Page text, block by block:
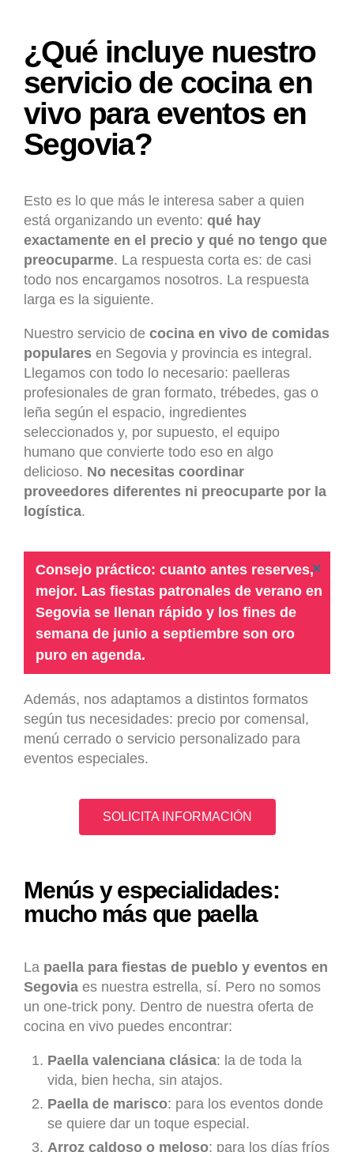
¿Qué incluye nuestro
servicio de cocina en
vivo para eventos en
Segovia?
Esto es lo que más le interesa saber a quien
está organizando un evento: qué hay
exactamente en el precio y qué no tengo que
preocuparme. La respuesta corta es: de casi
todo nos encargamos nosotros. La respuesta
larga es la siguiente.
Nuestro servicio de cocina en vivo de comidas
populares en Segovia y provincia es integral.
Llegamos con todo lo necesario: paelleras
profesionales de gran formato, trébedes, gas o
leña según el espacio, ingredientes
seleccionados y, por supuesto, el equipo
humano que convierte todo eso en algo
delicioso. No necesitas coordinar
proveedores diferentes ni preocuparte por la
logística.
Consejo práctico: cuanto antes reserves,
mejor. Las fiestas patronales de verano en
Segovia se llenan rápido y los fines de
semana de junio a septiembre son oro
puro en agenda.
×
Además, nos adaptamos a distintos formatos
según tus necesidades: precio por comensal,
menú cerrado o servicio personalizado para
eventos especiales.
SOLICITA INFORMACIÓN
Menús y especialidades:
mucho más que paella
La paella para fiestas de pueblo y eventos en
Segovia es nuestra estrella, sí. Pero no somos
un one-trick pony. Dentro de nuestra oferta de
cocina en vivo puedes encontrar:
Paella valenciana clásica: la de toda la
vida, bien hecha, sin atajos.
Paella de marisco: para los eventos donde
se quiere dar un toque especial.
Arroz caldoso o meloso: para los días fríos